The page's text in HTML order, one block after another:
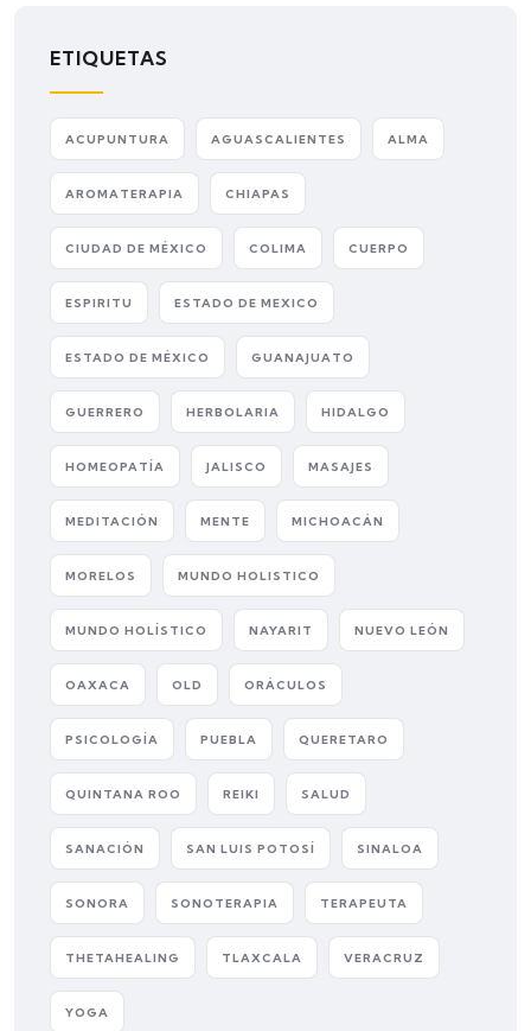
ETIQUETAS
ACUPUNTURA AGUASCALIENTES ALMA
AROMATERAPIA CHIAPAS
CIUDAD DE MÉXICO COLIMA CUERPO
ESPIRITU ESTADO DE MEXICO
ESTADO DE MÉXICO GUANAJUATO
GUERRERO HERBOLARIA HIDALGO
HOMEOPATÍA JALISCO MASAJES
MEDITACIÓN MENTE MICHOACÁN
MORELOS MUNDO HOLISTICO
MUNDO HOLÍSTICO NAYARIT NUEVO LEÓN
OAXACA OLD ORÁCULOS
PSICOLOGÍA PUEBLA QUERETARO
QUINTANA ROO REIKI SALUD
SANACIÓN SAN LUIS POTOSÍ SINALOA
SONORA SONOTERAPIA TERAPEUTA
THETAHEALING TLAXCALA VERACRUZ
YOGA